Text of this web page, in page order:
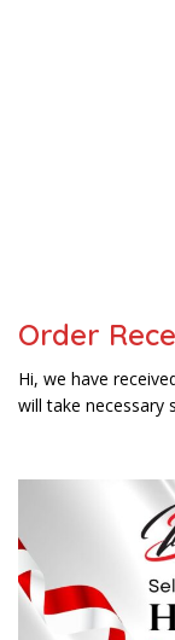
Order
Hi, we have
will take necessary